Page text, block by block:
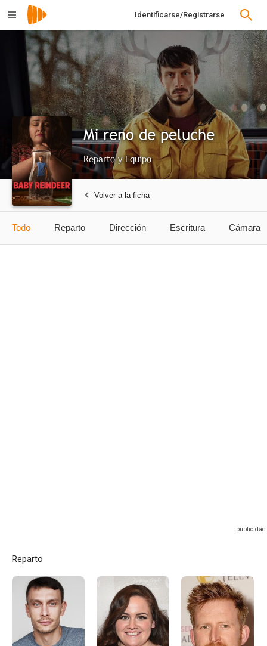
Identificarse/Registrarse
Mi reno de peluche
Reparto y Equipo
Volver a la ficha
Todo Reparto Dirección Escritura Cámara
Reparto